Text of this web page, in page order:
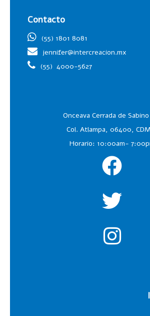
Contacto
(55) 1801 8081
jennifer@intercreacion.mx
(55) 4000-5627
Onceava Cerrada de
Col. Atlampa, 06400,
Horario: 10:00am-